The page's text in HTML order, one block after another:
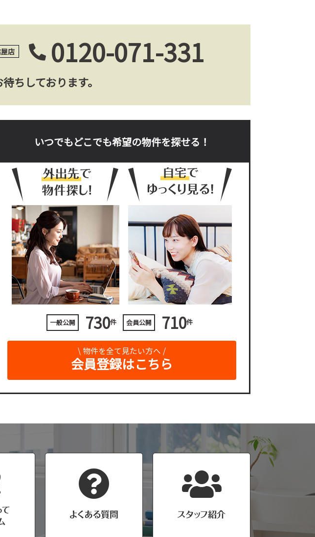
店 0120-071-331
ちしております。
いつでもどこでも希望の物件を探せる！
一般公開 730件 会員公開 710件
\ 物件を全て見たい方へ /
会員登録はこちら